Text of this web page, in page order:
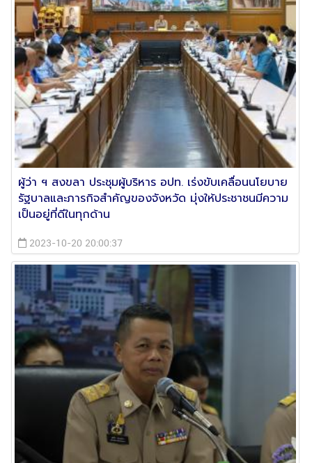
ผู้ว่า ฯ สงขลา ประชุมผู้บริหาร อปท. เร่งขับเคลื่อนนโยบาย
รัฐบาลและภารกิจสำคัญของจังหวัด มุ่งให้ประชาชนมีความ
เป็นอยู่ที่ดีในทุกด้าน
2023-10-20 20:00:37